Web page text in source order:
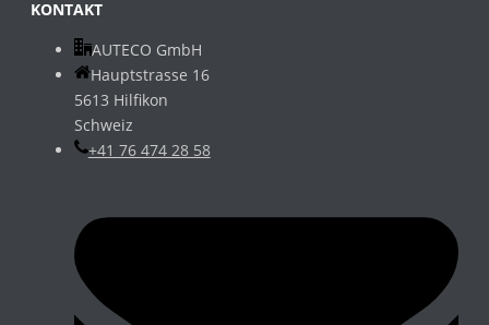
KONTAKT
AUTECO GmbH
Hauptstrasse 16
5613 Hilfikon
Schweiz
+41 76 474 28 58